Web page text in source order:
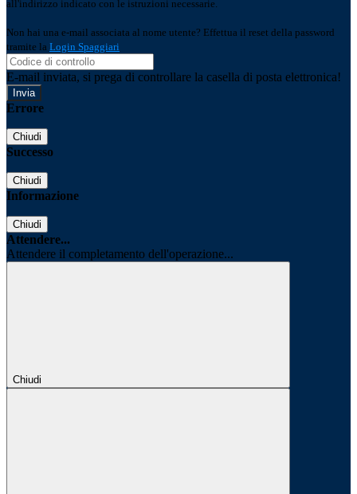
all'indirizzo indicato con le istruzioni necessarie.
Non hai una e-mail associata al nome utente? Effettua il reset della password
tramite la Login Spaggiari
E-mail inviata, si prega di controllare la casella di posta elettronica!
Errore
Chiudi
Successo
Chiudi
Informazione
Chiudi
Attendere...
Attendere il completamento dell'operazione...
Chiudi